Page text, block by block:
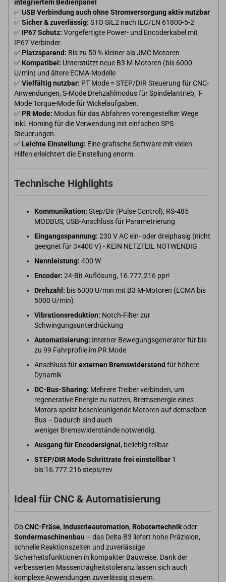
integriertem Bedienpanel
✅USB Verbindung auch ohne Stromversorgung aktiv nutzbar
✅Sicher & zuverlässig: STO SIL2 nach IEC/EN 61800-5-2
✅ IP67 Schutz: Vorgefertigte Power- und Encoderkabel mit
IP67 Verbinder.
✅ Platzsparend: Bis zu 50 % kleiner als JMC Motoren
✅ Kompatibel: Unterstützt neue B3 M-Motoren (bis 6000
U/min) und ältere ECMA-Modelle
✅Vielfältig nutzbar: PT Mode = STEP/DIR Steuerung für CNC-
Anwendungen, S-Mode Drehzahlmodus für Spindelantrieb, T-
Mode Torque-Mode für Wickelaufgaben.
✅ PR Mode: Modus für das Abfahren voreingestellter Wege
inkl. Homing für die Verwendung mit einfachen SPS
Steuerungen.
✅ Leichte Einstellung: Eine grafische Software mit vielen
Hilfen erleichtert die Einstellung enorm.
Technische Highlights
Kommunikation: Step/Dir (Pulse Control), RS-485
MODBUS, USB-Anschluss für Parametrierung
Eingangsspannung: 230 V AC ein- oder dreiphasig (nicht
geeignet für 3×400 V) - KEIN NETZTEIL NOTWENDIG
Nennleistung: 400 W
Encoder: 24-Bit Auflösung, 16.777.216 ppr!
Drehzahl: bis 6000 U/min mit B3 M-Motoren (ECMA bis
5000 U/min)
Vibrationsreduktion: Notch-Filter zur
Schwingungsunterdrückung
Automatisierung: Interner Bewegungsgenerator für bis
zu 99 Fahrprofile im PR Mode
Anschluss fürexternen Bremswiderstand für höhere
Dynamik
DC-Bus-Sharing: Mehrere Treiber verbinden, um
regenerative Energie zu nutzen, Bremsenergie eines
Motors speist beschleunigende Motoren auf demselben
Bus – Dadurch sind auch
weniger Bremswiderstände notwendig.
Ausgang für Encodersignal , beliebig teilbar
STEP/DIR Mode Schrittrate frei einstellbar 1
bis 16.777.216 steps/rev
Ideal für CNC & Automatisierung
ObCNC-Fräse, Industrieautomation, Robotertechnikoder
Sondermaschinenbau – das Delta B3 liefert hohe Präzision,
schnelle Reaktionszeiten und zuverlässige
Sicherheitsfunktionen in kompakter Bauweise. Dank der
verbesserten Massenträgheitstoleranz lassen sich auch
komplexe Anwendungen zuverlässig steuern.